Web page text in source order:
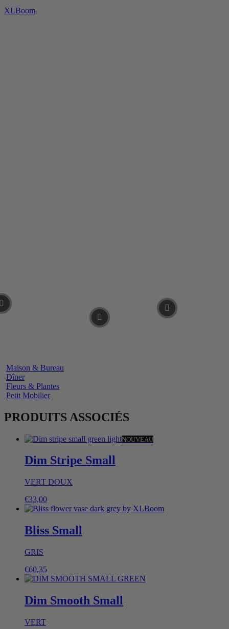
XLBoom
Maison & Bureau
Dîner
Fleurs & Plantes
Petit Mobilier
PRODUITS ASSOCIÉS
NOUVEAU
Dim Stripe Small
VERT DOUX
€33,00
Bliss Small
GRIS
€60,35
Dim Smooth Small
VERT